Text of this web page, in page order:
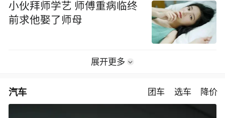
小伙拜师学艺 师傅重病临终
前求他娶了师母
展开更多
汽车 团车 选车 降价